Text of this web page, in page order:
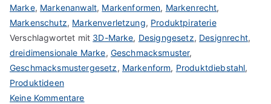
Marke, Markenanwalt, Markenformen, Markenrecht,
Markenschutz, Markenverletzung, Produktpiraterie
Verschlagwortet mit 3D-Marke, Designgesetz, Designrecht,
dreidimensionale Marke, Geschmacksmuster,
Geschmacksmustergesetz, Markenform, Produktdiebstahl,
Produktideen
Keine Kommentarezu